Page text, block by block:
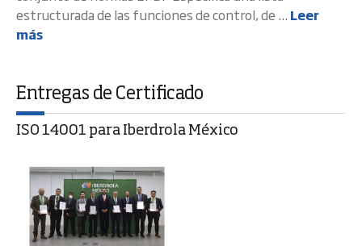
estructurada de las funciones de control, de ... Leer
más
Entregas de Certificado
ISO 14001 para Iberdrola México